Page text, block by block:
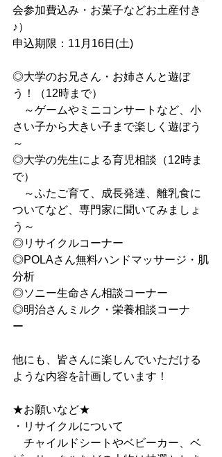
会参加費込み・お菓子などお土産付き
♪）
申込期限：11月16日(土)
◎大学のお兄さん・お姉さんと遊ぼ
う！（12時まで）
～ゲームやミニコンサートなど、小
さい子から大きい子まで楽しく遊ぼう
～
◎大学の先生による育児相談（12時ま
で）
～ふたご育て、成長発達、離乳食に
ついてなど、専門家に聞いてみましょ
う～
◎リサイクルコーナー
◎POLAさん無料ハンドマッサージ・肌
分析
◎ソニー生命さん相談コーナー
◎明治さんミルク・栄養相談コーナ
ー
他にも、皆さんに楽しんでいただける
ような内容を計画しています！
★お願いなど★
・リサイクルについて
チャイルドシートやベビーカー、ベ